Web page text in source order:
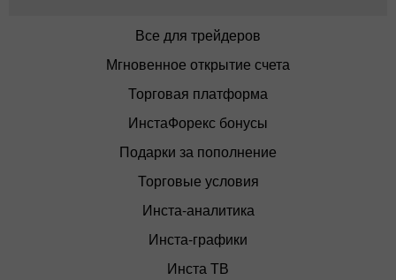
Все для трейдеров
Мгновенное открытие счета
Торговая платформа
ИнстаФорекс бонусы
Подарки за пополнение
Торговые условия
Инста-аналитика
Инста-графики
Инста ТВ